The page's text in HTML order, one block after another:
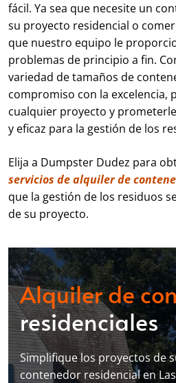
fácil. Ya sea que necesite un
su proyecto residencial o
que nuestro equipo le
problemas de principio a fin.
variedad de tamaños de
compromiso con la excelencia,
cualquier proyecto y
y eficaz para la gestión de los
Elija a Dumpster Dudez para
servicios de alquiler de
que la gestión de los residuos
de su proyecto.
Alquiler de
residenciales
Simplifique los proyectos de
contenedor residencial en Las